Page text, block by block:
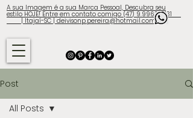
A sua Imagem é a sua Marca Pessoal, Descubra seu
estilo HOJE! Entre em contato comigo (47) 9.9960-3131
| Itajaí-SC | deivisonp.pereira@hotmail.com
Post
All Posts